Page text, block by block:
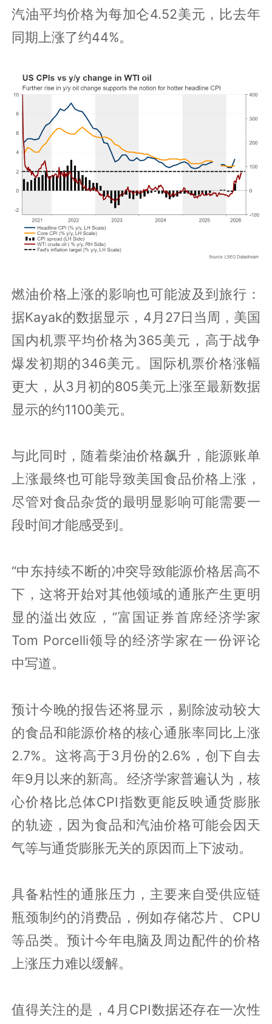
汽油平均价格为每加仑4.52美元，比去年
同期上涨了约44%。
燃油价格上涨的影响也可能波及到旅行：
据Kayak的数据显示，4月27日当周，美国
国内机票平均价格为365美元，高于战争
爆发初期的346美元。国际机票价格涨幅
更大，从3月初的805美元上涨至最新数据
显示的约1100美元。
与此同时，随着柴油价格飙升，能源账单
上涨最终也可能导致美国食品价格上涨，
尽管对食品杂货的最明显影响可能需要一
段时间才能感受到。
“中东持续不断的冲突导致能源价格居高不
下，这将开始对其他领域的通胀产生更明
显的溢出效应，”富国证券首席经济学家
Tom Porcelli领导的经济学家在一份评论
中写道。
预计今晚的报告还将显示，剔除波动较大
的食品和能源价格的核心通胀率同比上涨
2.7%。这将高于3月份的2.6%，创下自去
年9月以来的新高。经济学家普遍认为，核
心价格比总体CPI指数更能反映通货膨胀
的轨迹，因为食品和汽油价格可能会因天
气等与通货膨胀无关的原因而上下波动。
具备粘性的通胀压力，主要来自受供应链
瓶颈制约的消费品，例如存储芯片、CPU
等品类。预计今年电脑及周边配件的价格
上涨压力难以缓解。
值得关注的是，4月CPI数据还存在一次性